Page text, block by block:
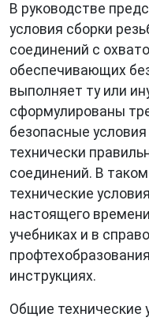
В руководстве
условия сборки
соединений с
обеспечивающих
выполняет ту или
сформулированы
безопасные
технически
соединений. В
технические
настоящего
учебниках и в
инструкциях.
Общие технические